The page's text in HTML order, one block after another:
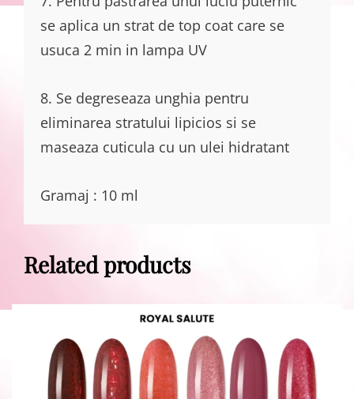
se aplica un strat de top coat care se
usuca 2 min in lampa UV
8. Se degreseaza unghia pentru
eliminarea stratului lipicios si se
maseaza cuticula cu un ulei hidratant
Gramaj : 10 ml
Related products